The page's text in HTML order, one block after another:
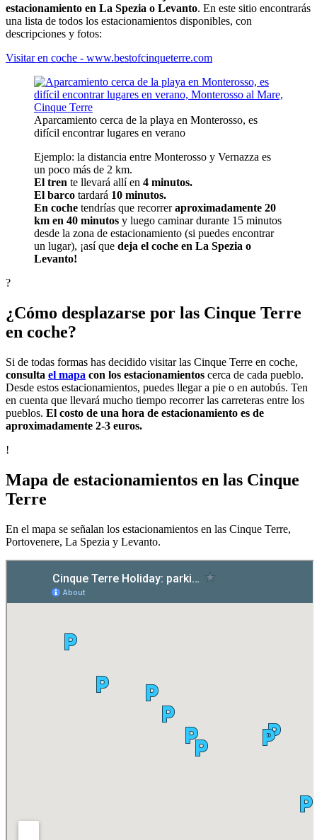
estacionamiento en La Spezia o Levanto. En este sitio encontrarás
una lista de todos los estacionamientos disponibles, con
descripciones y fotos:
Visitar en coche - www.bestofcinqueterre.com
Aparcamiento cerca de la playa en Monterosso, es
difícil encontrar lugares en verano
Ejemplo: la distancia entre Monterosso y Vernazza es
un poco más de 2 km.
El tren te llevará allí en 4 minutos.
El barco tardará 10 minutos.
En coche tendrías que recorreraproximadamente 20
km en 40 minutos y luego caminar durante 15 minutos
desde la zona de estacionamiento (si puedes encontrar
un lugar), ¡así que deja el coche en La Spezia o
Levanto!
?
¿Cómo desplazarse por las Cinque Terre
en coche?
Si de todas formas has decidido visitar las Cinque Terre en coche,
consulta el mapa con los estacionamientos cerca de cada pueblo.
Desde estos estacionamientos, puedes llegar a pie o en autobús. Ten
en cuenta que llevará mucho tiempo recorrer las carreteras entre los
pueblos. El costo de una hora de estacionamiento es de
aproximadamente 2-3 euros.
!
Mapa de estacionamientos en las Cinque
Terre
En el mapa se señalan los estacionamientos en las Cinque Terre,
Portovenere, La Spezia y Levanto.